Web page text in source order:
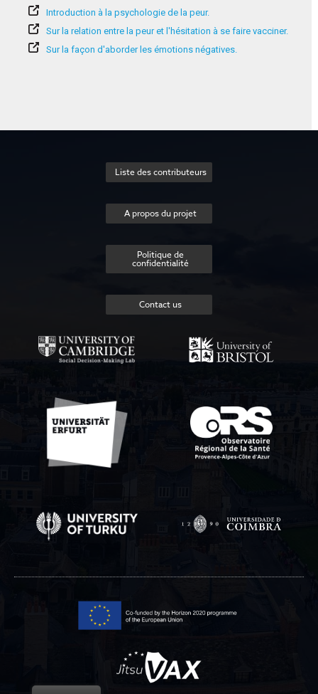
Introduction à la psychologie de la peur.
Sur la relation entre la peur et l'hésitation à se faire vacciner.
Sur la façon d'aborder les émotions négatives.
Liste des contributeurs
A propos du projet
Politique de
confidentialité
Contact us